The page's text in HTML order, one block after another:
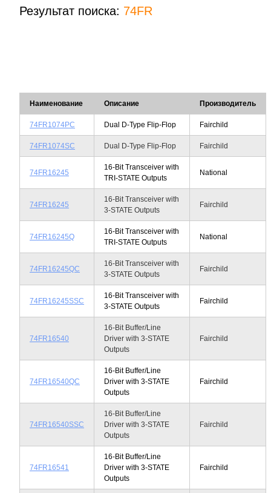
Результат поиска: 74FR
Наименование Описание Производитель
74FR1074PC Dual D-Type Flip-Flop Fairchild
74FR1074SC Dual D-Type Flip-Flop Fairchild
74FR16245
16-Bit Transceiver with
TRI-STATE Outputs
National
74FR16245
16-Bit Transceiver with
3-STATE Outputs
Fairchild
74FR16245Q
16-Bit Transceiver with
TRI-STATE Outputs
National
74FR16245QC
16-Bit Transceiver with
3-STATE Outputs
Fairchild
74FR16245SSC
16-Bit Transceiver with
3-STATE Outputs
Fairchild
74FR16540
16-Bit Buffer/Line
Driver with 3-STATE
Outputs
Fairchild
74FR16540QC
16-Bit Buffer/Line
Driver with 3-STATE
Outputs
Fairchild
74FR16540SSC
16-Bit Buffer/Line
Driver with 3-STATE
Outputs
Fairchild
74FR16541
16-Bit Buffer/Line
Driver with 3-STATE
Outputs
Fairchild